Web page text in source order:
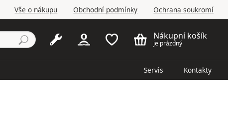
Vše o nákupu Obchodní podmínky Ochrana soukromí
Nákupní košík
je prázdný
Servis Kontakty